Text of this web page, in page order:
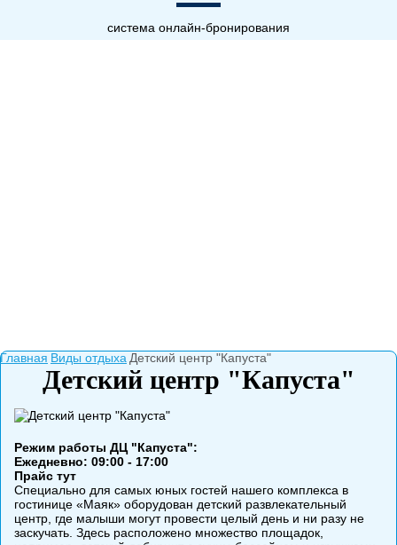
система онлайн-бронирования
Главная Виды отдыха Детский центр "Капуста"
Детский центр "Капуста"
Режим работы ДЦ "Капуста":
Ежедневно: 09:00 - 17:00
Прайс тут
Специально для самых юных гостей нашего комплекса в
гостинице «Маяк» оборудован детский развлекательный
центр, где малыши могут провести целый день и ни разу не
заскучать. Здесь расположено множество площадок,